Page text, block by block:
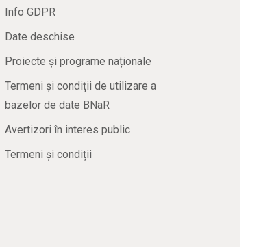
Info GDPR
Date deschise
Proiecte și programe naționale
Termeni și condiții de utilizare a
bazelor de date BNaR
Avertizori în interes public
Termeni și condiții